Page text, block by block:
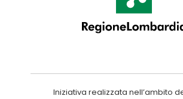
Iniziativa realizzata nell’ambito